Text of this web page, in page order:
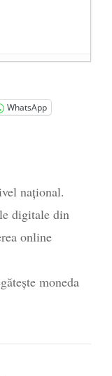
din Iași
WhatsApp
național.
digitale din
online
moneda